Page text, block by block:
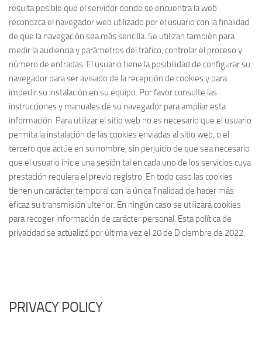
resulta posible que el servidor donde se encuentra la web
reconozca el navegador web utilizado por el usuario con la finalidad
de que la navegación sea más sencilla. Se utilizan también para
medir la audiencia y parámetros del tráfico, controlar el proceso y
número de entradas. El usuario tiene la posibilidad de configurar su
navegador para ser avisado de la recepción de cookies y para
impedir su instalación en su equipo. Por favor consulte las
instrucciones y manuales de su navegador para ampliar esta
información. Para utilizar el sitio web no es necesario que el usuario
permita la instalación de las cookies enviadas al sitio web, o el
tercero que actúe en su nombre, sin perjuicio de que sea necesario
que el usuario inicie una sesión tal en cada uno de los servicios cuya
prestación requiera el previo registro. En todo caso las cookies
tienen un carácter temporal con la única finalidad de hacer más
eficaz su transmisión ulterior. En ningún caso se utilizará cookies
para recoger información de carácter personal. Esta política de
privacidad se actualizó por última vez el 20 de Diciembre de 2022.
PRIVACY POLICY